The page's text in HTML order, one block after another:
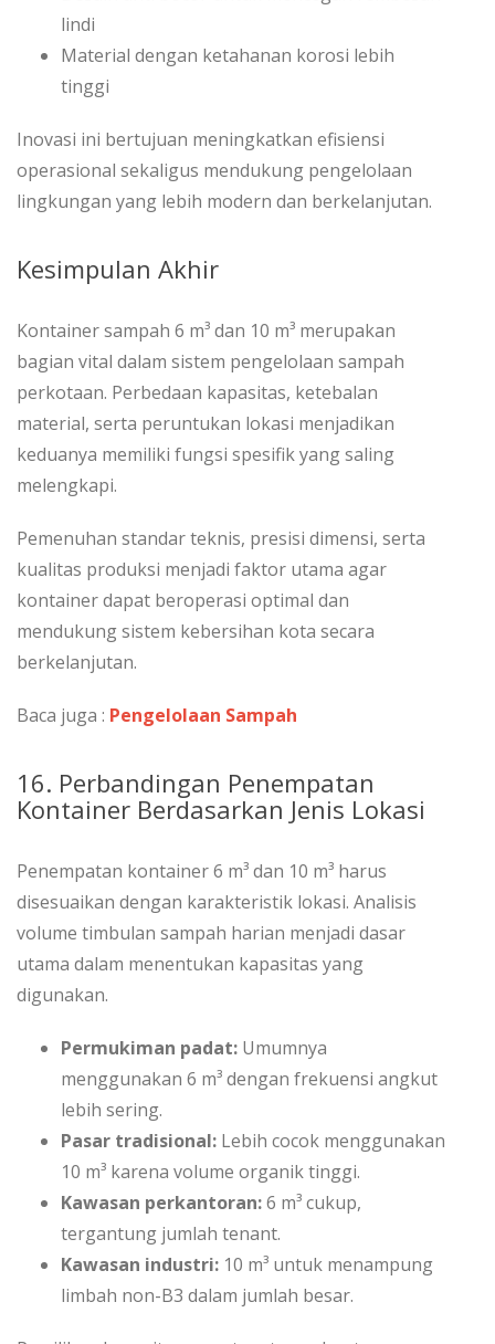
lindi
Material dengan ketahanan korosi lebih
tinggi
Inovasi ini bertujuan meningkatkan efisiensi
operasional sekaligus mendukung pengelolaan
lingkungan yang lebih modern dan berkelanjutan.
Kesimpulan Akhir
Kontainer sampah 6 m³ dan 10 m³ merupakan
bagian vital dalam sistem pengelolaan sampah
perkotaan. Perbedaan kapasitas, ketebalan
material, serta peruntukan lokasi menjadikan
keduanya memiliki fungsi spesifik yang saling
melengkapi.
Pemenuhan standar teknis, presisi dimensi, serta
kualitas produksi menjadi faktor utama agar
kontainer dapat beroperasi optimal dan
mendukung sistem kebersihan kota secara
berkelanjutan.
Baca juga : Pengelolaan Sampah
16. Perbandingan Penempatan
Kontainer Berdasarkan Jenis Lokasi
Penempatan kontainer 6 m³ dan 10 m³ harus
disesuaikan dengan karakteristik lokasi. Analisis
volume timbulan sampah harian menjadi dasar
utama dalam menentukan kapasitas yang
digunakan.
Permukiman padat: Umumnya
menggunakan 6 m³ dengan frekuensi angkut
lebih sering.
Pasar tradisional: Lebih cocok menggunakan
10 m³ karena volume organik tinggi.
Kawasan perkantoran:6 m³ cukup,
tergantung jumlah tenant.
Kawasan industri: 10 m³ untuk menampung
limbah non-B3 dalam jumlah besar.